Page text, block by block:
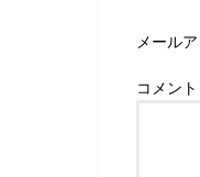
メール
コメント